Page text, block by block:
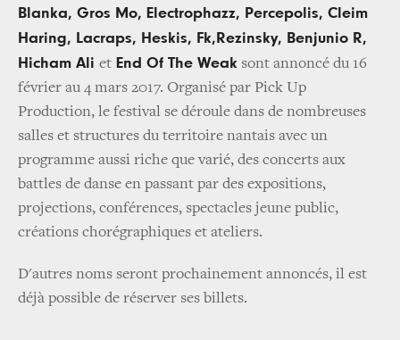
Blanka, Gros Mo, Electrophazz, Percepolis, Cleim
Haring, Lacraps, Heskis, Fk,Rezinsky, Benjunio R,
Hicham Ali et End Of The Weak sont annoncé du 16
février au 4 mars 2017. Organisé par Pick Up
Production, le festival se déroule dans de nombreuses
salles et structures du territoire nantais avec un
programme aussi riche que varié, des concerts aux
battles de danse en passant par des expositions,
projections, conférences, spectacles jeune public,
créations chorégraphiques et ateliers.
D'autres noms seront prochainement annoncés, il est
déjà possible de réserver ses billets.